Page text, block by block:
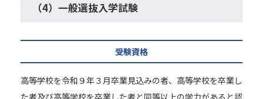
（4）一般選抜入学試験
受験資格
高等学校を令和９年３月卒業見込みの者、高等学校を卒業し
た者及び高等学校を卒業した者と同等以上の学力があると認